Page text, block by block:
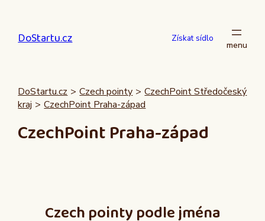
obsah
DoStartu.cz Získat sídlo
DoStartu.cz > Czech pointy > CzechPoint Středočeský
kraj > CzechPoint Praha-západ
CzechPoint Praha-západ
Czech pointy podle jména